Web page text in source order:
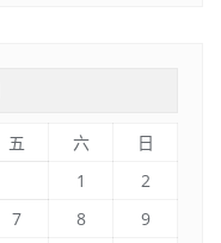
五 六
日
1
2
7 8
9